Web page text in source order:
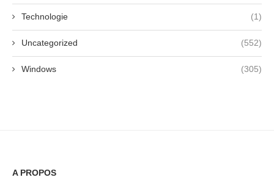
Technologie (1)
Uncategorized (552)
Windows (305)
A PROPOS